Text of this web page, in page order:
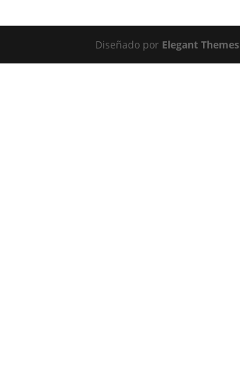
Diseñado por Elegant Themes